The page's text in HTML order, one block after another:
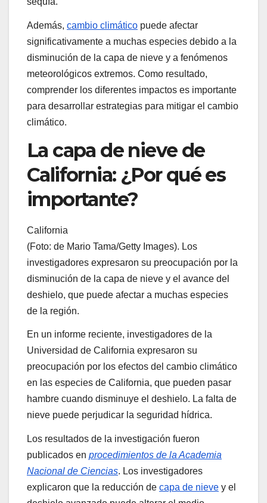
Además, cambio climático puede afectar
significativamente a muchas especies debido a la
disminución de la capa de nieve y a fenómenos
meteorológicos extremos. Como resultado,
comprender los diferentes impactos es importante
para desarrollar estrategias para mitigar el cambio
climático.
La capa de nieve de
California: ¿Por qué es
importante?
California
(Foto: de Mario Tama/Getty Images). Los
investigadores expresaron su preocupación por la
disminución de la capa de nieve y el avance del
deshielo, que puede afectar a muchas especies
de la región.
En un informe reciente, investigadores de la
Universidad de California expresaron su
preocupación por los efectos del cambio climático
en las especies de California, que pueden pasar
hambre cuando disminuye el deshielo. La falta de
nieve puede perjudicar la seguridad hídrica.
Los resultados de la investigación fueron
publicados en procedimientos de la Academia
Nacional de Ciencias. Los investigadores
explicaron que la reducción de capa de nieve y el